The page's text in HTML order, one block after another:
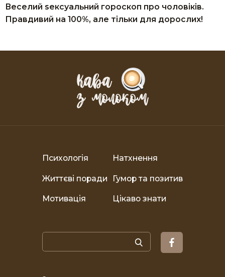
Веселий sексуальний гороскоп про чоловіків.
Правдивий на 100%, але тільки для дорослих!
Психологія Натхнення
Життєві поради Гумор та позитив
Мотивація Цікаво знати